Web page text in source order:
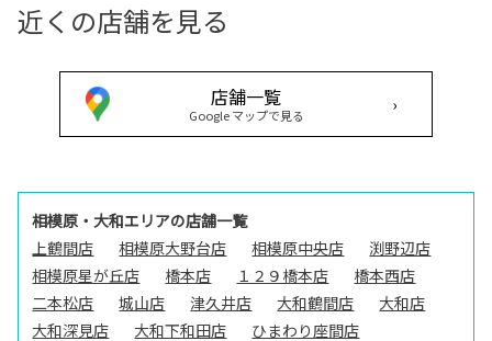
近くの店舗を見る
店舗一覧
Google マップで見る ›
相模原・大和エリアの店舗一覧
上鶴間店
相模原大野台店 相模原中央店
渕野辺店
相模原星が丘店
橋本店 １２９橋本店
橋本西店
二本松店
城山店 津久井店 大和鶴間店
大和店
大和深見店
大和下和田店
ひまわり座間店